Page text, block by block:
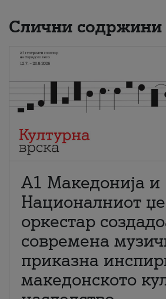
Слични содржини
А1 Македонија и
Националниот
оркестар
современа
приказна
македонското